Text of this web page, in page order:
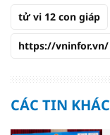
tử vi 12 con giáp
https://vninfor.vn/
CÁC TIN KHÁC